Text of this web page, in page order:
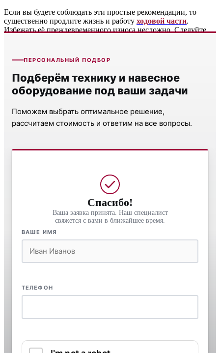
Если вы будете соблюдать эти простые рекомендации, то
существенно продлите жизнь и работу ходовой части.
Избежать её преждевременного износа несложно. Следуйте
ПЕРСОНАЛЬНЫЙ ПОДБОР
Подберём технику и навесное
оборудование под ваши задачи
Поможем выбрать оптимальное решение,
рассчитаем стоимость и ответим на все вопросы.
Спасибо!
Ваша заявка принята. Наш специалист
свяжется с вами в ближайшее время.
ВАШЕ ИМЯ
ТЕЛЕФОН